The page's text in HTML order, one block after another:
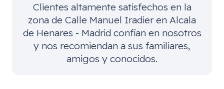
Clientes altamente satisfechos en la
zona de Calle Manuel Iradier en Alcala
de Henares - Madridconfían en nosotros
y nos recomiendan a sus familiares,
amigos y conocidos.